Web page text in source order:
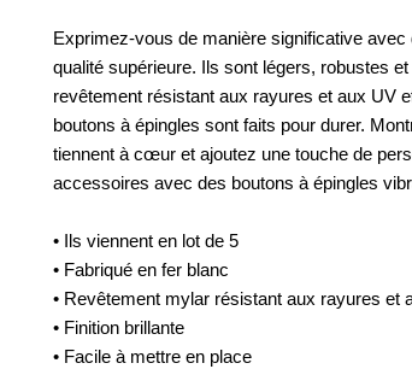
Exprimez-vous de manière significative avec
qualité supérieure. Ils sont légers, robustes
revêtement résistant aux rayures et aux UV
boutons à épingles sont faits pour durer.
tiennent à cœur et ajoutez une touche de
accessoires avec des boutons à épingles
• Ils viennent en lot de 5
• Fabriqué en fer blanc
• Revêtement mylar résistant aux rayures et
• Finition brillante
• Facile à mettre en place